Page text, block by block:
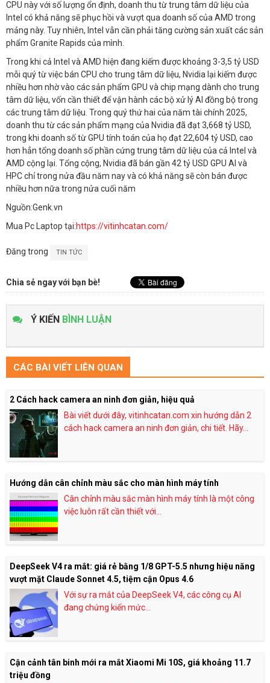
CPU này với số lượng ổn định, doanh thu từ trung tâm dữ liệu của
Intel có khả năng sẽ phục hồi và vượt qua doanh số của AMD trong
mảng này. Tuy nhiên, Intel vẫn cần phải tăng cường sản xuất các sản
phẩm Granite Rapids của mình.
Trong khi cả Intel và AMD hiện đang kiếm được khoảng 3-3,5 tỷ USD
mỗi quý từ việc bán CPU cho trung tâm dữ liệu, Nvidia lại kiếm được
nhiều hơn nhờ vào các sản phẩm GPU và chip mạng dành cho trung
tâm dữ liệu, vốn cần thiết để vận hành các bộ xử lý AI đồng bộ trong
các trung tâm dữ liệu. Trong quý thứ hai của năm tài chính 2025,
doanh thu từ các sản phẩm mạng của Nvidia đã đạt 3,668 tỷ USD,
trong khi doanh số từ GPU tính toán của họ đạt 22,604 tỷ USD, cao
hơn hẳn tổng doanh số phần cứng trung tâm dữ liệu của cả Intel và
AMD cộng lại. Tổng cộng, Nvidia đã bán gần 42 tỷ USD GPU AI và
HPC chỉ trong nửa đầu năm nay và có khả năng sẽ còn bán được
nhiều hơn nữa trong nửa cuối năm
Nguồn:Genk.vn
Mua Pc Laptop tại:https://vitinhcatan.com/
Đăng trong TIN TỨC
Chia sẻ ngay với bạn bè!
Ý KIẾN BÌNH LUẬN
CÁC BÀI VIẾT LIÊN QUAN
2 Cách hack camera an ninh đơn giản, hiệu quả
Bài viết dưới đây, vitinhcatan.com xin hướng dẫn 2
cách hack camera an ninh đơn giản, chi tiết. Hãy...
Hướng dẫn cân chỉnh màu sắc cho màn hình máy tính
Cân chỉnh màu sắc màn hình máy tính là một công
việc luôn rất cần thiết với...
DeepSeek V4 ra mắt: giá rẻ bằng 1/8 GPT-5.5 nhưng hiệu năng
vượt mặt Claude Sonnet 4.5, tiệm cận Opus 4.6
Với sự ra mắt của DeepSeek V4, các công cụ AI
đang chứng kiến mức...
Cận cảnh tân binh mới ra mắt Xiaomi Mi 10S, giá khoảng 11.7
triệu đồng